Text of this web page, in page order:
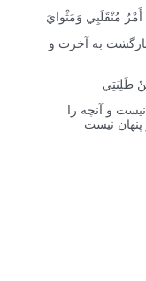
مُنْقَلَبِي وَمَثْوايَ
بازگشت به آخرت و
طَلِبَتِي
و آنچه را
نیست